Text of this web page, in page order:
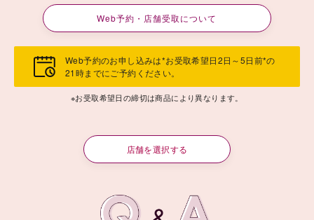
Web予約・店舗受取について
Web予約のお申し込みは*お受取希望日2日～5日前*の
21時までにご予約ください。
※お受取希望日の締切は商品により異なります。
店舗を選択する